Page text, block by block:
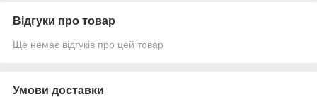
Відгуки про товар
Ще немає відгуків про цей товар
Умови доставки